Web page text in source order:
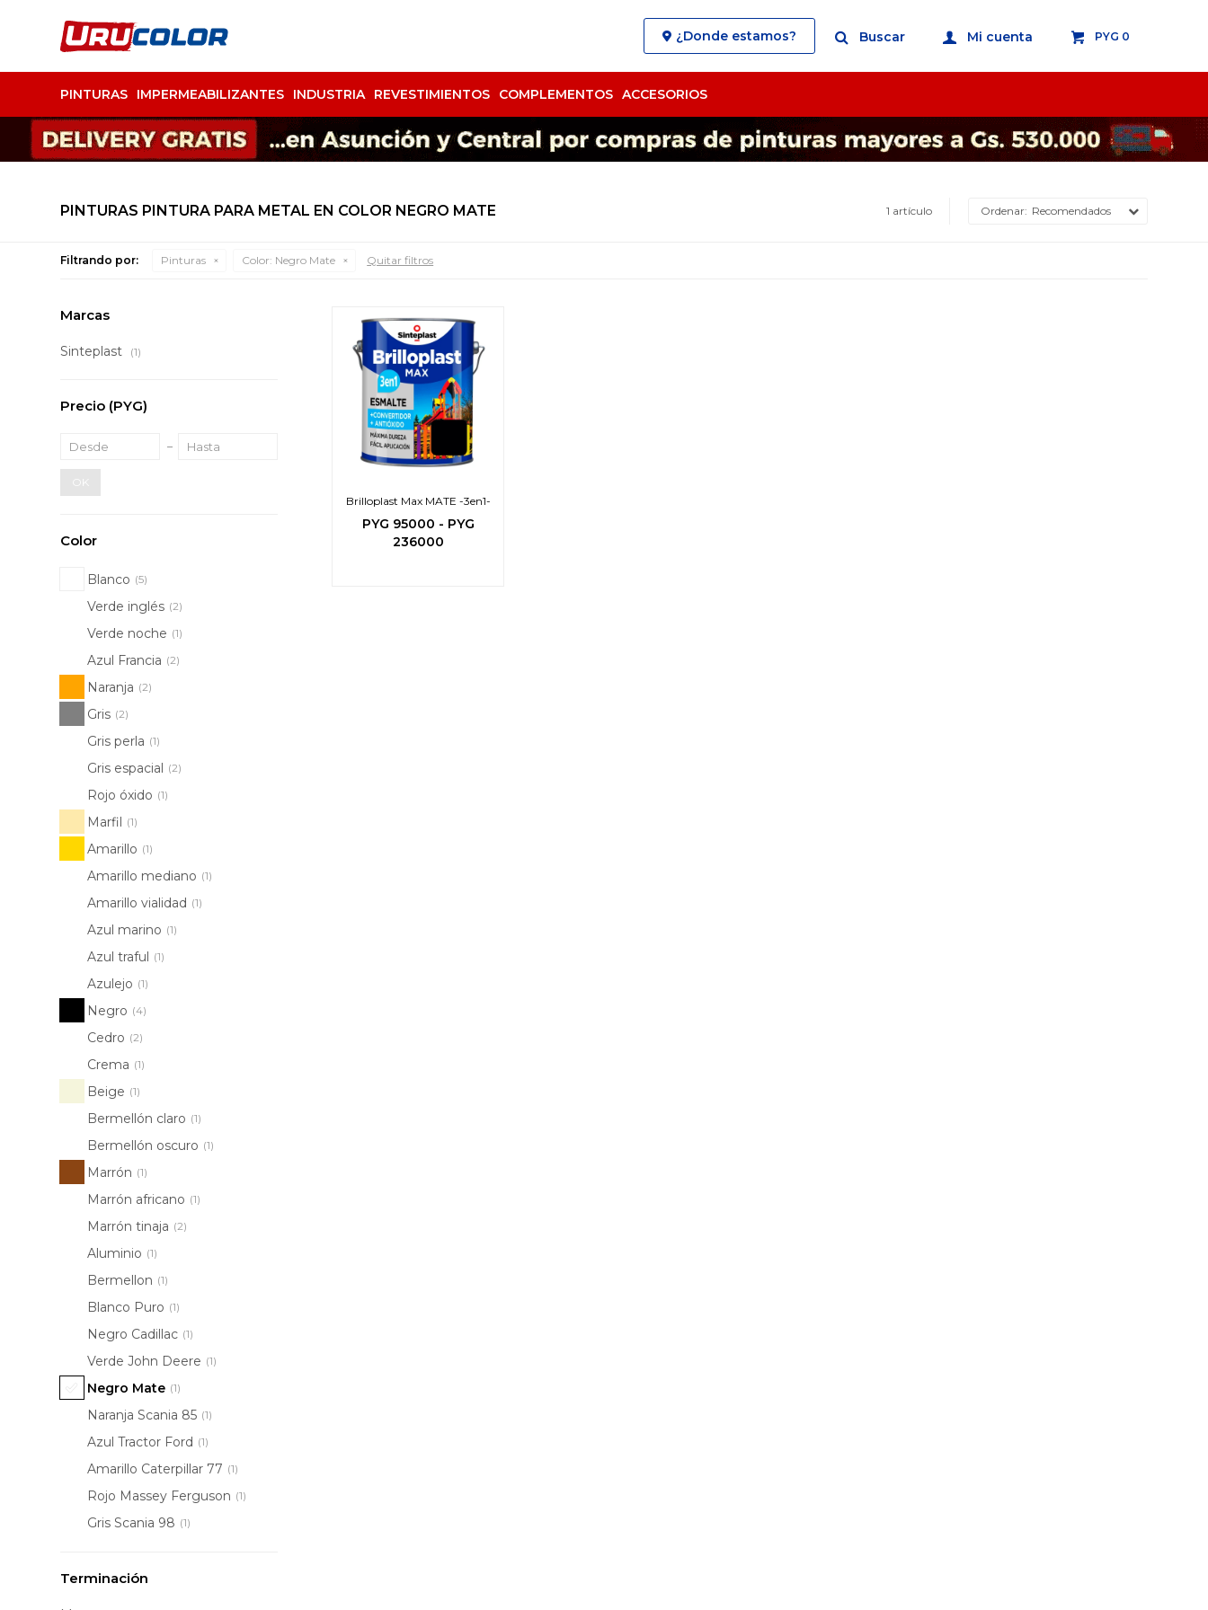
PINTURAS IMPERMEABILIZANTES INDUSTRIA REVESTIMIENTOS COMPLEMENTOS ACCESORIOS
PYG 0
¿Donde estamos?
PINTURAS PINTURA PARA METAL EN COLOR NEGRO MATE 1 artículo Recomendados
Filtrando por: Pinturas Color: Negro Mate Quitar filtros
Brilloplast Max MATE -3en1-
PYG 95000 - PYG
236000
Marcas
Sinteplast (1)
Precio (PYG)
OK
Color
Blanco (5)
Verde inglés (2)
Verde noche (1)
Azul Francia (2)
Naranja (2)
Gris (2)
Gris perla (1)
Gris espacial (2)
Rojo óxido (1)
Marfil (1)
Amarillo (1)
Amarillo mediano (1)
Amarillo vialidad (1)
Azul marino (1)
Azul traful (1)
Azulejo (1)
Negro (4)
Cedro (2)
Crema (1)
Beige (1)
Bermellón claro (1)
Bermellón oscuro (1)
Marrón (1)
Marrón africano (1)
Marrón tinaja (2)
Aluminio (1)
Bermellon (1)
Blanco Puro (1)
Negro Cadillac (1)
Verde John Deere (1)
Negro Mate (1)
Naranja Scania 85 (1)
Azul Tractor Ford (1)
Amarillo Caterpillar 77 (1)
Rojo Massey Ferguson (1)
Gris Scania 98 (1)
Terminación